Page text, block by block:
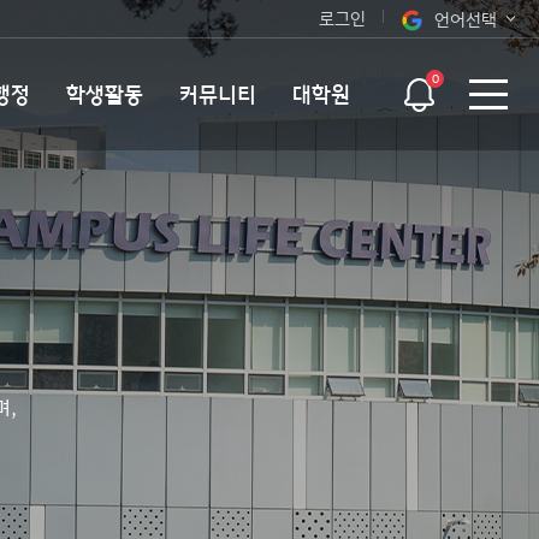
오늘 하루 보지 않기
로그인 언어선택
ENG
정 학생활동 커뮤니티 대학원
0
,